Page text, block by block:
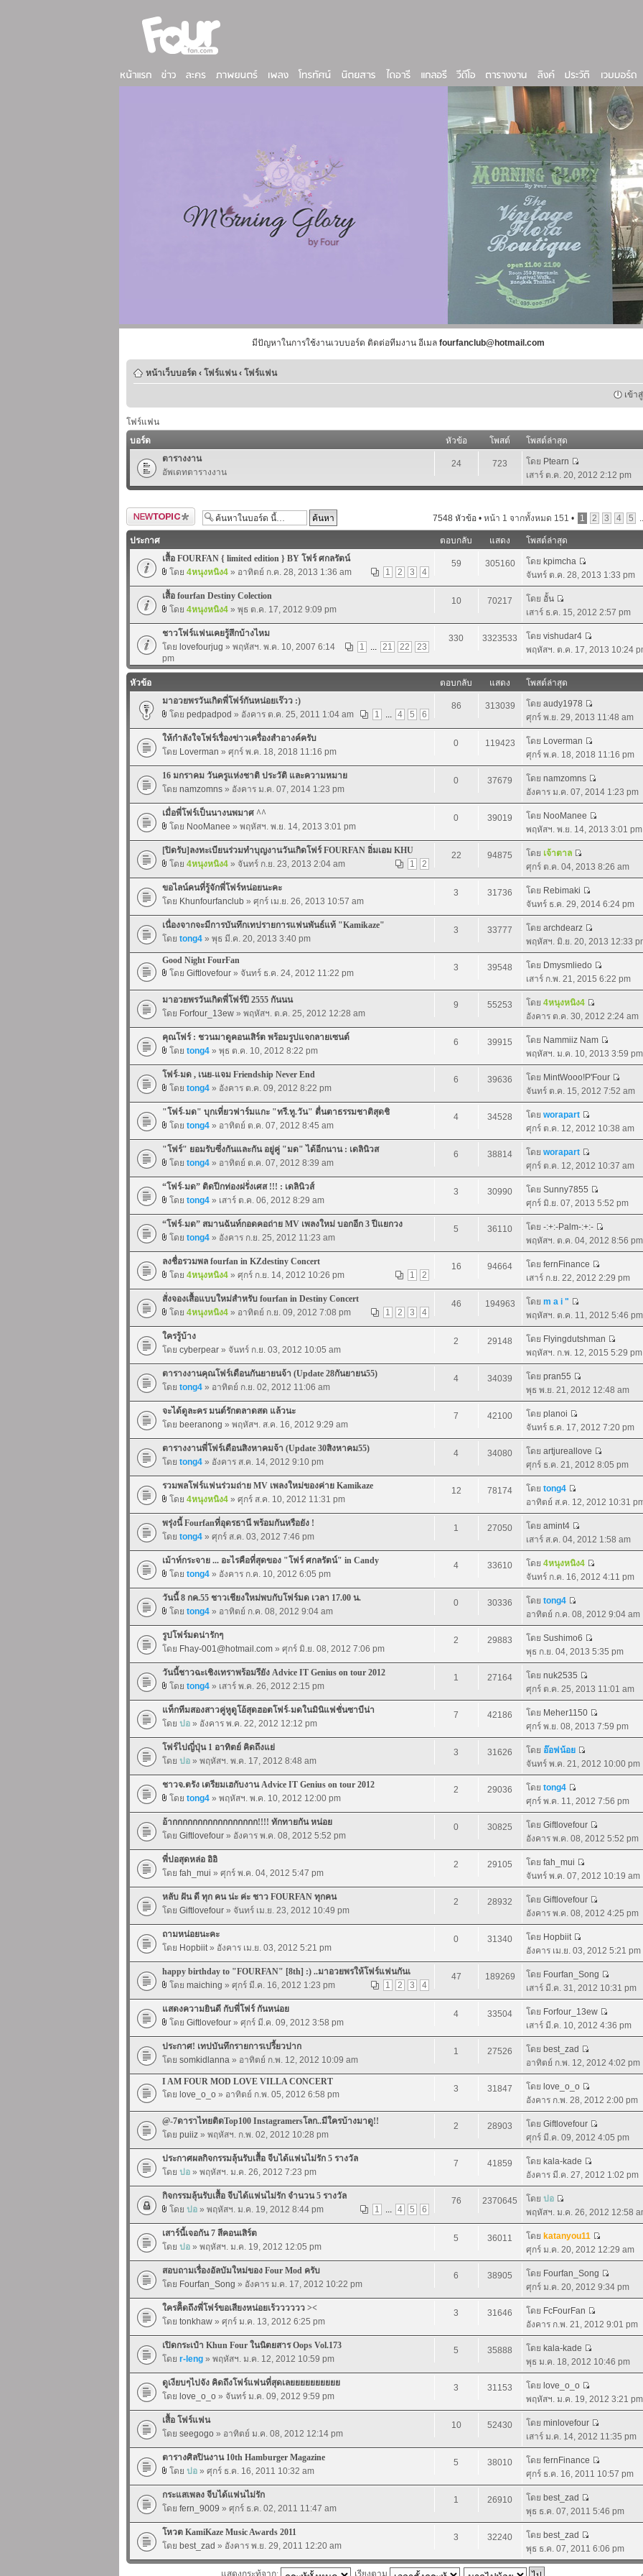
มีปัญหาในการใช้งานเวบบอร์ด ติดต่อทีมงาน อีเมล fourfanclub@hotmail.com
หน้าเว็บบอร์ด ‹ โฟร์แฟน ‹ โฟร์แฟน
เข้า
โฟร์แฟน
บอร์ด
หัวข้อ โพสต์
โพสต์ล่าสุด
ตารางงาน
อัพเดทตารางงาน
24 723 โดย Ptearn
เสาร์ ต.ค. 20, 2012 2:12 pm
ตั้งกระทู้ใหม่ 7548 หัวข้อ • หน้า 1 จากทั้งหมด 151 • 1 2 3 4 5
ประกาศ ตอบกลับ แสดง
โพสต์ล่าสุด
เสื้อ FOURFAN { limited edition } BY โฟร์ ศกลรัตน์
1
2 3 4
โดย 4หนุงหนิง4 » อาทิตย์ ก.ค. 28, 2013 1:36 am
59 305160 โดย kpimcha
จันทร์ ต.ค. 28, 2013 1:33 pm
เสื้อ fourfan Destiny Colection
โดย 4หนุงหนิง4 » พุธ ต.ค. 17, 2012 9:09 pm
10 70217 โดย อั้น
เสาร์ ธ.ค. 15, 2012 2:57 pm
ชาวโฟร์แฟนเคยรู้สึกบ้างไหม
1
... 21 22 23
โดย lovefourjug » พฤหัสฯ. พ.ค. 10, 2007 6:14
pm
330 3323533 โดย vishudar4
พฤหัสฯ. ต.ค. 17, 2013 10:24
หัวข้อ ตอบกลับ แสดง
โพสต์ล่าสุด
มาอวยพรวันเกิดพี่โฟร์กันหน่อยเร๊วว :)
1
... 4 5 6
โดย pedpadpod » อังคาร ต.ค. 25, 2011 1:04 am
86 313039 โดย audy1978
ศุกร์ พ.ย. 29, 2013 11:48 am
ให้กำลังใจโฟร์เรื่องข่าวเครื่องสำอางค์ครับ
โดย Loverman » ศุกร์ พ.ค. 18, 2018 11:16 pm
0 119423 โดย Loverman
ศุกร์ พ.ค. 18, 2018 11:16 pm
16 มกราคม วันครูแห่งชาติ ประวัติ และความหมาย
โดย namzomns » อังคาร ม.ค. 07, 2014 1:23 pm
0 37679 โดย namzomns
อังคาร ม.ค. 07, 2014 1:23 pm
เมื่อพี่โฟร์เป็นนางนพมาศ ^^
โดย NooManee » พฤหัสฯ. พ.ย. 14, 2013 3:01 pm
0 39019 โดย NooManee
พฤหัสฯ. พ.ย. 14, 2013 3:01 pm
[ปิดรับ]ลงทะเบียนร่วมทำบุญงานวันเกิดโฟร์ FOURFAN อิ่มเอม KHU
1
2
โดย 4หนุงหนิง4 » จันทร์ ก.ย. 23, 2013 2:04 am
22 94875 โดย เจ้าตาล
ศุกร์ ต.ค. 04, 2013 8:26 am
ขอไลน์คนที่รู้จักพี่โฟร์หน่อยนะคะ
โดย Khunfourfanclub » ศุกร์ เม.ย. 26, 2013 10:57 am
3 31736 โดย Rebimaki
จันทร์ ธ.ค. 29, 2014 6:24 pm
เนื่องจากจะมีการบันทึกเทปรายการแฟนพันธ์แท้ "Kamikaze"
โดย tong4 » พุธ มี.ค. 20, 2013 3:40 pm
3 33777 โดย archdearz
พฤหัสฯ. มิ.ย. 20, 2013 12:33
Good Night FourFan
โดย Giftlovefour » จันทร์ ธ.ค. 24, 2012 11:22 pm
3 39548 โดย Dmysmliedo
เสาร์ ก.พ. 21, 2015 6:22 pm
มาอวยพรวันเกิดพี่โฟร์ปี 2555 กันนน
โดย Forfour_13ew » พฤหัสฯ. ต.ค. 25, 2012 12:28 am
9 55253 โดย 4หนุงหนิง4
อังคาร ต.ค. 30, 2012 2:24 am
คุณโฟร์ : ชวนมาดูคอนเสิร์ต พร้อมรูปแจกลายเซนต์
โดย tong4 » พุธ ต.ค. 10, 2012 8:22 pm
6 39915 โดย Nammiiz Nam
พฤหัสฯ. ม.ค. 10, 2013 3:59 pm
โฟร์-มด , เนย-แจม Friendship Never End
โดย tong4 » อังคาร ต.ค. 09, 2012 8:22 pm
6 39636 โดย MintWooo!P'Four
จันทร์ ต.ค. 15, 2012 7:52 am
"โฟร์-มด" บุกเที่ยวฟาร์มแกะ "ทรี.ทู.วัน" ตื่นตาธรรมชาติสุดชิ
โดย tong4 » อาทิตย์ ต.ค. 07, 2012 8:45 am
4 34528 โดย worapart
ศุกร์ ต.ค. 12, 2012 10:38 am
"โฟร์" ยอมรับซึ่งกันและกัน อยู่คู่ "มด" ได้อีกนาน : เดลินิวส
โดย tong4 » อาทิตย์ ต.ค. 07, 2012 8:39 am
6 38814 โดย worapart
ศุกร์ ต.ค. 12, 2012 10:37 am
“โฟร์-มด” ติดปีกท่องฝรั่งเศส !!! : เดลินิวส์
โดย tong4 » เสาร์ ต.ค. 06, 2012 8:29 am
3 30990 โดย Sunny7855
ศุกร์ มิ.ย. 07, 2013 5:52 pm
“โฟร์-มด” สมานฉันท์กอดคอถ่าย MV เพลงใหม่ บอกอีก 3 ปีแยกวง
โดย tong4 » อังคาร ก.ย. 25, 2012 11:23 am
5 36110 โดย -:+:-Palm-:+:-
พฤหัสฯ. ต.ค. 04, 2012 8:56 pm
ลงชื่อรวมพล fourfan in KZdestiny Concert
1
2
โดย 4หนุงหนิง4 » ศุกร์ ก.ย. 14, 2012 10:26 pm
16 94664 โดย fernFinance
เสาร์ ก.ย. 22, 2012 2:29 pm
สั่งจองเสื้อแบบใหม่สำหรับ fourfan in Destiny Concert
1
2 3 4
โดย 4หนุงหนิง4 » อาทิตย์ ก.ย. 09, 2012 7:08 pm
46 194963 โดย m a i "
พฤหัสฯ. ต.ค. 11, 2012 5:46 pm
ใครรู้บ้าง
โดย cyberpear » จันทร์ ก.ย. 03, 2012 10:05 am
2 29148 โดย Flyingdutshman
พฤหัสฯ. ก.พ. 12, 2015 5:29 pm
ตารางงานคุณโฟร์เดือนกันยายนจ้า (Update 28กันยายน55)
โดย tong4 » อาทิตย์ ก.ย. 02, 2012 11:06 am
4 34039 โดย pran55
พุธ พ.ย. 21, 2012 12:48 am
จะได้ดูละคร มนต์รักตลาดสด แล้วนะ
โดย beeranong » พฤหัสฯ. ส.ค. 16, 2012 9:29 am
7 42100 โดย planoi
จันทร์ ธ.ค. 17, 2012 7:20 pm
ตารางงานพี่โฟร์เดือนสิงหาคมจ้า (Update 30สิงหาคม55)
โดย tong4 » อังคาร ส.ค. 14, 2012 9:10 pm
4 34080 โดย artjureallove
ศุกร์ ธ.ค. 21, 2012 8:05 pm
รวมพลโฟร์แฟนร่วมถ่าย MV เพลงใหม่ของค่าย Kamikaze
โดย 4หนุงหนิง4 » ศุกร์ ส.ค. 10, 2012 11:31 pm
12 78174 โดย tong4
อาทิตย์ ส.ค. 12, 2012 10:31
พรุ่งนี้ Fourfanที่อุดรธานี พร้อมกันหรือยัง !
โดย tong4 » ศุกร์ ส.ค. 03, 2012 7:46 pm
1 27050 โดย amint4
เสาร์ ส.ค. 04, 2012 1:58 am
เม้าท์กระจาย ... อะไรคือที่สุดของ "โฟร์ ศกลรัตน์" in Candy
โดย tong4 » อังคาร ก.ค. 10, 2012 6:05 pm
4 33610 โดย 4หนุงหนิง4
จันทร์ ก.ค. 16, 2012 4:11 pm
วันนี้ 8 กค.55 ชาวเชียงใหม่พบกับโฟร์มด เวลา 17.00 น.
โดย tong4 » อาทิตย์ ก.ค. 08, 2012 9:04 am
0 30336 โดย tong4
อาทิตย์ ก.ค. 08, 2012 9:04 am
รูปโฟร์มดน่ารักๆ
โดย Fhay-001@hotmail.com » ศุกร์ มิ.ย. 08, 2012 7:06 pm
2 29883 โดย Sushimo6
พุธ ก.ย. 04, 2013 5:35 pm
วันนี้ชาวฉะเชิงเทราพร้อมรึยัง Advice IT Genius on tour 2012
โดย tong4 » เสาร์ พ.ค. 26, 2012 2:15 pm
1 27164 โดย nuk2535
ศุกร์ ต.ค. 25, 2013 11:01 am
แท็กทีมสองสาวคู่หูดูโอ้สุดฮอตโฟร์-มดในมินิแฟชั่นซาบีน่า
โดย ปอ » อังคาร พ.ค. 22, 2012 12:12 pm
7 42186 โดย Meher1150
ศุกร์ พ.ย. 08, 2013 7:59 pm
โฟร์ไปญี่ปุ่น 1 อาทิตย์ คิดถึงแย่
โดย ปอ » พฤหัสฯ. พ.ค. 17, 2012 8:48 am
3 31626 โดย อ๊อฟน้อย
จันทร์ พ.ค. 21, 2012 10:00 pm
ชาวจ.ตรัง เตรียมเฮกับงาน Advice IT Genius on tour 2012
โดย tong4 » พฤหัสฯ. พ.ค. 10, 2012 12:00 pm
2 29036 โดย tong4
ศุกร์ พ.ค. 11, 2012 7:56 pm
อ้ากกกกกกกกกกกกกกกกก!!!! ทักทายกัน หน่อย
โดย Giftlovefour » อังคาร พ.ค. 08, 2012 5:52 pm
0 30825 โดย Giftlovefour
อังคาร พ.ค. 08, 2012 5:52 pm
พี่ปอสุดหล่อ อิอิ
โดย fah_mui » ศุกร์ พ.ค. 04, 2012 5:47 pm
2 29105 โดย fah_mui
จันทร์ พ.ค. 07, 2012 10:19 am
หลับ ฝัน ดี ทุก คน น่ะ ค่ะ ชาว FOURFAN ทุกคน
โดย Giftlovefour » จันทร์ เม.ย. 23, 2012 10:49 pm
2 28932 โดย Giftlovefour
อังคาร พ.ค. 08, 2012 4:25 pm
ถามหน่อยนะคะ
โดย Hopbiit» อังคาร เม.ย. 03, 2012 5:21 pm
0 31340 โดย Hopbiit
อังคาร เม.ย. 03, 2012 5:21 pm
happy birthday to "FOURFAN" [8th] :) ..มาอวยพรให้โฟร์แฟนกันเ
1
2 3 4
โดย maiching » ศุกร์ มี.ค. 16, 2012 1:23 pm
47 189269 โดย Fourfan_Song
เสาร์ มี.ค. 31, 2012 10:31 pm
แสดงความยินดี กับพี่โฟร์ กันหน่อย
โดย Giftlovefour » ศุกร์ มี.ค. 09, 2012 3:58 pm
4 33504 โดย Forfour_13ew
เสาร์ มี.ค. 10, 2012 4:36 pm
ประกาศ! เทปบันทึกรายการเปรี้ยวปาก
โดย somkidlanna » อาทิตย์ ก.พ. 12, 2012 10:09 am
1 27526 โดย best_zad
อาทิตย์ ก.พ. 12, 2012 4:02 pm
I AM FOUR MOD LOVE VILLA CONCERT
โดย love_o_o » อาทิตย์ ก.พ. 05, 2012 6:58 pm
3 31847 โดย love_o_o
อังคาร ก.พ. 28, 2012 2:00 pm
@-7ดาราไทยติดTop100 Instagramersโลก..มีใครบ้างมาดู!!
โดย puiiz » พฤหัสฯ. ก.พ. 02, 2012 10:28 pm
2 28903 โดย Giftlovefour
ศุกร์ มี.ค. 09, 2012 4:05 pm
ประกาศผลกิจกรรมลุ้นรับเสื้อ จีบได้แฟนไม่รัก 5 รางวัล
โดย ปอ » พฤหัสฯ. ม.ค. 26, 2012 7:23 pm
7 41859 โดย kala-kade
อังคาร มี.ค. 27, 2012 1:02 pm
กิจกรรมลุ้นรับเสื้อ จีบได้แฟนไม่รัก จำนวน 5 รางวัล
1
... 4 5 6
โดย ปอ » พฤหัสฯ. ม.ค. 19, 2012 8:44 pm
76 2370645 โดย ปอ
พฤหัสฯ. ม.ค. 26, 2012 12:58
เสาร์นี้เจอกัน 7 สีคอนเสิร์ต
โดย ปอ » พฤหัสฯ. ม.ค. 19, 2012 12:05 pm
5 36011 โดย katanyou11
ศุกร์ ม.ค. 20, 2012 12:29 am
สอบถามเรื่องอัลบัมใหม่ของ Four Mod ครับ
โดย Fourfan_Song » อังคาร ม.ค. 17, 2012 10:22 pm
6 38905 โดย Fourfan_Song
ศุกร์ ม.ค. 20, 2012 9:34 pm
ใครคิิดถึงพี่โฟร์ขอเสียงหน่อยเร้วววววว ><
โดย tonkhaw » ศุกร์ ม.ค. 13, 2012 6:25 pm
3 31646 โดย FcFourFan
อังคาร ก.พ. 21, 2012 9:01 pm
เปิดกระเป๋า Khun Four ในนิตยสาร Oops Vol.173
โดย r-leng » พฤหัสฯ. ม.ค. 12, 2012 10:59 pm
5 35888 โดย kala-kade
พุธ ม.ค. 18, 2012 10:46 pm
ดูเงียบๆไปจัง คิดถึงโฟร์แฟนที่สุดเลยยยยยยยยยย
โดย love_o_o » จันทร์ ม.ค. 09, 2012 9:59 pm
3 31153 โดย love_o_o
พฤหัสฯ. ม.ค. 19, 2012 3:21 pm
เสื้อ โฟร์แฟน
โดย seegogo » อาทิตย์ ม.ค. 08, 2012 12:14 pm
10 52430 โดย minlovefour
เสาร์ ม.ค. 14, 2012 11:35 pm
ตารางศิลปินงาน 10th Hamburger Magazine
โดย ปอ » ศุกร์ ธ.ค. 16, 2011 10:32 am
5 38010 โดย fernFinance
ศุกร์ ธ.ค. 16, 2011 10:57 pm
กระแสเพลง จีบได้แฟนไม่รัก
โดย fern_9009 » ศุกร์ ธ.ค. 02, 2011 11:47 am
1 26910 โดย best_zad
พุธ ธ.ค. 07, 2011 5:46 pm
โหวต KamiKaze Music Awards 2011
โดย best_zad » อังคาร พ.ย. 29, 2011 12:20 am
3 32240 โดย best_zad
พุธ ธ.ค. 07, 2011 6:06 pm